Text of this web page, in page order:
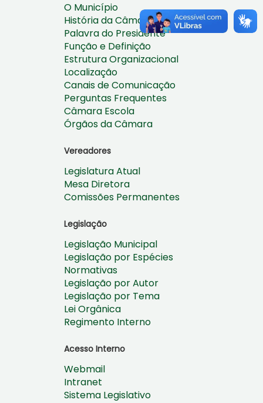
O Município
História da Câmara
Palavra do Presidente
Função e Definição
Estrutura Organizacional
Localização
Canais de Comunicação
Perguntas Frequentes
Câmara Escola
Órgãos da Câmara
Vereadores
Legislatura Atual
Mesa Diretora
Comissões Permanentes
Legislação
Legislação Municipal
Legislação por Espécies
Normativas
Legislação por Autor
Legislação por Tema
Lei Orgânica
Regimento Interno
Acesso Interno
Webmail
Intranet
Sistema Legislativo